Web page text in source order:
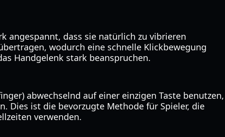
angespannt, dass sie natürlich zu vibrieren
wodurch eine schnelle Klickbewegung
Handgelenk stark beanspruchen.
abwechselnd auf einer einzigen Taste benutzen,
Dies ist die bevorzugte Methode für Spieler, die
verwenden.